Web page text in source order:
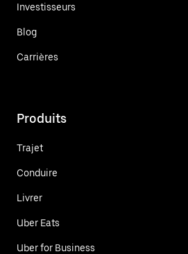
Investisseurs
Blog
Carrières
Produits
Trajet
Conduire
Livrer
Uber Eats
Uber for Business